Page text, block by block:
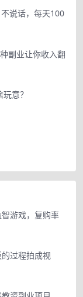
说话，每天100
副业让你收入翻
意？
游戏，复购率
过程拍成视